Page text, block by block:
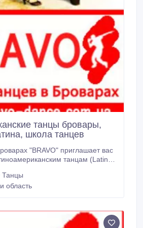
танцы бровары,
школа танцев
"BRAVO" приглашает вас
танцам (Latin
зрелище. Под
танцами обычно
танцы являются, в то же
и оригинальными.
Танцы
область